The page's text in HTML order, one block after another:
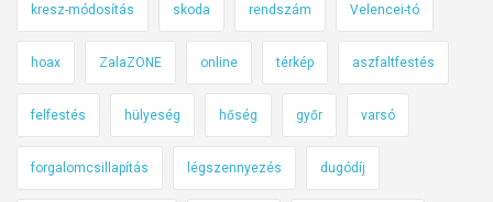
kresz-módosítás skoda rendszám Velencei-tó
hoax ZalaZONE online térkép aszfaltfestés
felfestés hülyeség hőség győr varsó
forgalomcsillapítás légszennyezés dugódíj